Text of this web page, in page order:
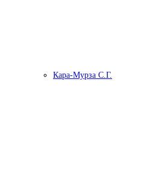
Кара-Мурза С.Г.